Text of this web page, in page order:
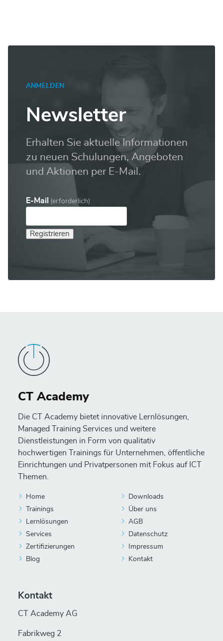
ANMELDEN
Newsletter
Erhalten Sie aktuelle Informationen
zu neuen Schulungen, Angeboten
und Aktionen per E-Mail.
E-Mail (erforderlich)
Registrieren
CT Academy
Die CT Academy bietet innovative Lernlösungen,
Managed Training Services und weitere
Dienstleistungen in Form von qualitativ
hochwertigen Trainings für Unternehmen, öffentliche
Einrichtungen und Privatpersonen mit Fokus auf ICT
Themen.
Home
Trainings
Lernlösungen
Services
Zertifizierungen
Blog
Downloads
Über uns
AGB
Datenschutz
Impressum
Kontakt
Kontakt
CT Academy AG
Fabrikweg 2